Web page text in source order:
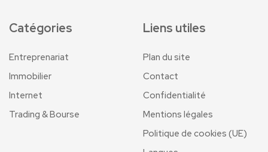
Catégories
Entreprenariat
Immobilier
Internet
Trading & Bourse
Liens utiles
Plan du site
Contact
Confidentialité
Mentions légales
Politique de cookies (UE)